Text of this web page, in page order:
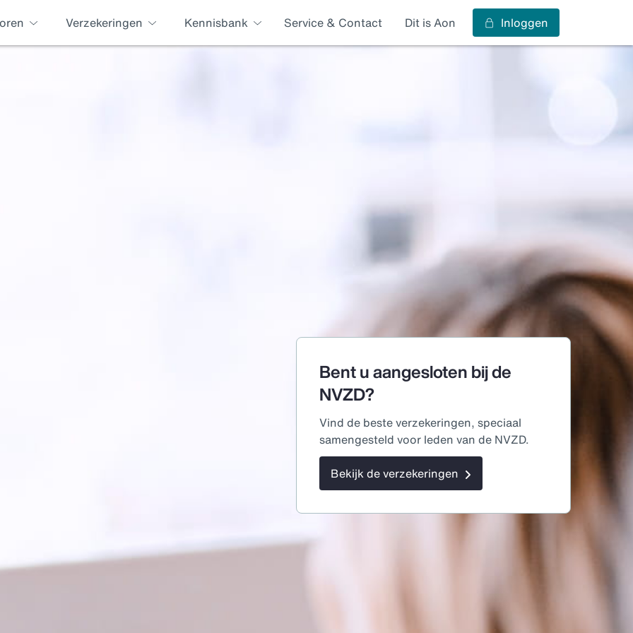
Verzekeringen Kennisbank Service & Contact Dit is Aon Inloggen
Bent u aangesloten bij de
NVZD?
Vind de beste verzekeringen, speciaal
samengesteld voor leden van de NVZD.
Bekijk de verzekeringen